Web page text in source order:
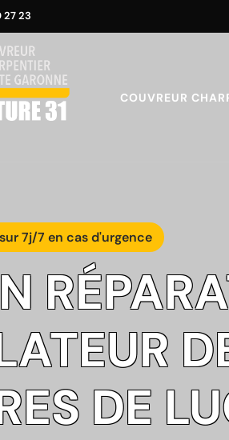
27 23
COUVREUR
7j/7 en cas d'urgence
DE